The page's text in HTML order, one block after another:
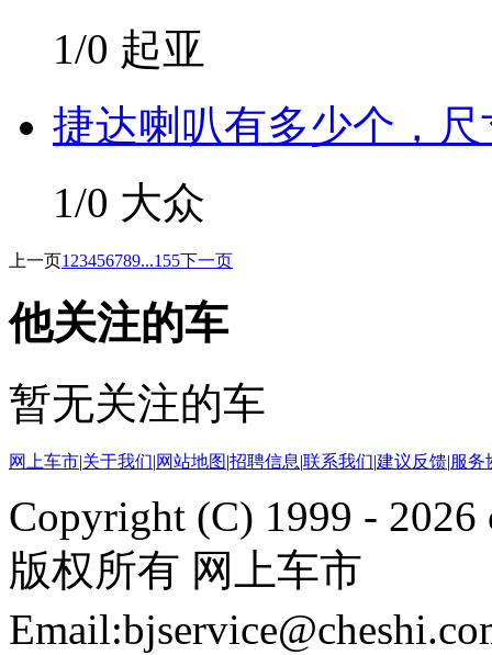
1/0 起亚
捷达喇叭有多少个，
1/0 大众
上一页1 23456789...155下一页
他关注的车
暂无关注的车
网上车市|关于我们|网站地图|招聘信息|联系我们|建议反馈|服务
Copyright (C) 1999 - 2026
版权所有 网上车市